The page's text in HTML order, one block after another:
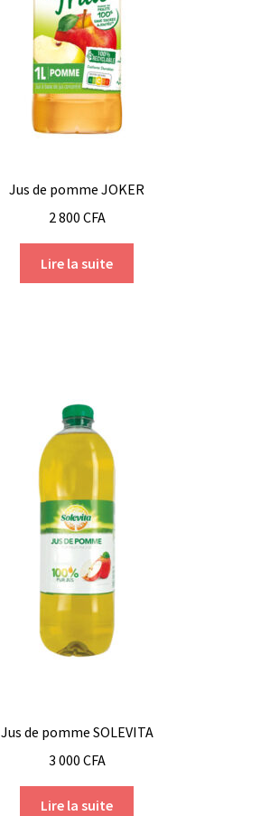
Jus de pomme JOKER
2 800 CFA
Lire la suite
Jus de pomme SOLEVITA
3 000 CFA
Lire la suite